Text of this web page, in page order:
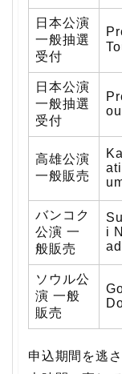
日本公演
一般抽選
受付
日本公演
一般抽選
受付
高雄公演
一般販売
バンコク
公演 一
般販売
i
ソウル公
演 一般
販売
申込期間を逃